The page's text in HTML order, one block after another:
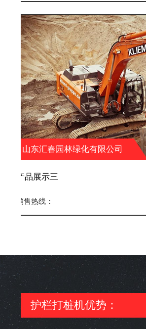
化有限公司
护栏打桩机优势：